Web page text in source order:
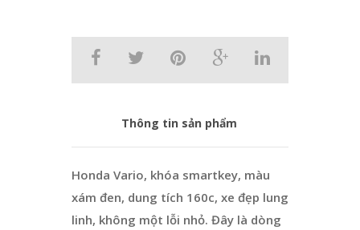
Thông tin sản phẩm
Honda Vario, khóa smartkey, màu
xám đen, dung tích 160c, xe đẹp lung
linh, không một lỗi nhỏ. Đây là dòng